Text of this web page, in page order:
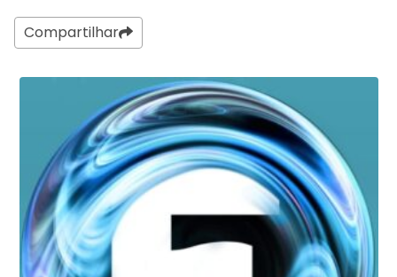
Compartilhar